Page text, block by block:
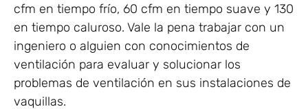
cfm en tiempo frío, 60 cfm en tiempo suave y 130
en tiempo caluroso. Vale la pena trabajar con un
ingeniero o alguien con conocimientos de
ventilación para evaluar y solucionar los
problemas de ventilación en sus instalaciones de
vaquillas.